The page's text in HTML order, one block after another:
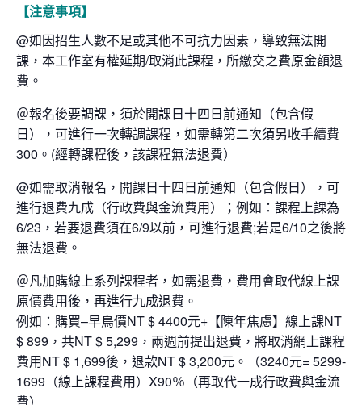
【注意事項】
@如因招生人數不足或其他不可抗力因素，導致無法開
課，本工作室有權延期/取消此課程，所繳交之費原金額退
費。
＠報名後要調課，須於開課日十四日前通知（包含假
日），可進行一次轉調課程，如需轉第二次須另收手續費
300。(經轉課程後，該課程無法退費）
@如需取消報名，開課日十四日前通知（包含假日），可
進行退費九成（行政費與金流費用）；例如：課程上課為
6/23，若要退費須在6/9以前，可進行退費;若是6/10之後將
無法退費。
＠凡加購線上系列課程者，如需退費，費用會取代線上課
原價費用後，再進行九成退費。
例如：購買–早鳥價NT $ 4400元+【陳年焦慮】線上課NT
$ 899，共NT $ 5,299，兩週前提出退費，將取消網上課程
費用NT $ 1,699後，退款NT $ 3,200元。（3240元= 5299-
1699（線上課程費用）X90％（再取代一成行政費與金流